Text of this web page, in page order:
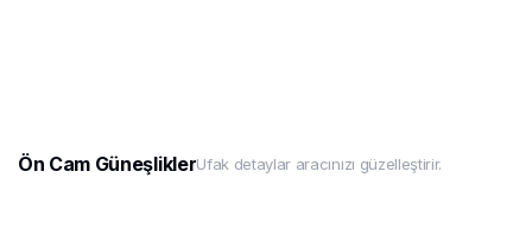
Ön Cam GüneşliklerUfak detaylar aracınızı güzelleştirir.